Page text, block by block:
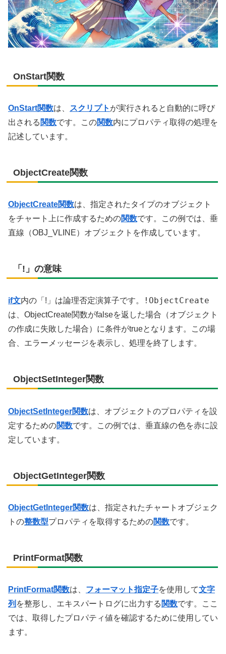
OnStart関数
OnStart関数は、 スクリプト が実行されると自動的に呼び
出される 関数です。この関数内にプロパティ取得の処理を
記述しています。
ObjectCreate関数
ObjectCreate関数は、指定されたタイプのオブジェクト
をチャート上に作成するための関数です。この例では、垂
直線（OBJ_VLINE）オブジェクトを作成しています。
「!」の意味
if文内の「!」は論理否定演算子です。 !ObjectCreate
は、ObjectCreate関数がfalseを返した場合（オブジェクト
の作成に失敗した場合）に条件がtrueとなります。この場
合、エラーメッセージを表示し、処理を終了します。
ObjectSetInteger関数
ObjectSetInteger関数は、オブジェクトのプロパティを設
定するための関数です。この例では、垂直線の色を赤に設
定しています。
ObjectGetInteger関数
ObjectGetInteger関数は、指定されたチャートオブジェク
トの整数型プロパティを取得するための関数です。
PrintFormat関数
PrintFormat関数は、 フォーマット指定子を使用して文字
列 を整形し、エキスパートログに出力する 関数です。ここ
では、取得したプロパティ値を確認するために使用してい
ます。